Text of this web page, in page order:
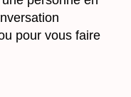
pour vous faire